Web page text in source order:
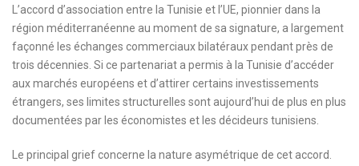
L’accord d’association entre la Tunisie et l’UE, pionnier dans la
région méditerranéenne au moment de sa signature, a largement
façonné les échanges commerciaux bilatéraux pendant près de
trois décennies. Si ce partenariat a permis à la Tunisie d’accéder
aux marchés européens et d’attirer certains investissements
étrangers, ses limites structurelles sont aujourd’hui de plus en plus
documentées par les économistes et les décideurs tunisiens.
Le principal grief concerne la nature asymétrique de cet accord.